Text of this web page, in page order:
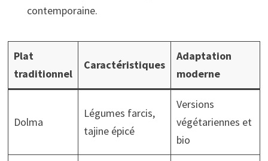
contemporaine.
Plat
traditionnel
Caractéristiques
Adaptation
moderne
Dolma
Légumes farcis,
tajine épicé
Versions
végétariennes et
bio